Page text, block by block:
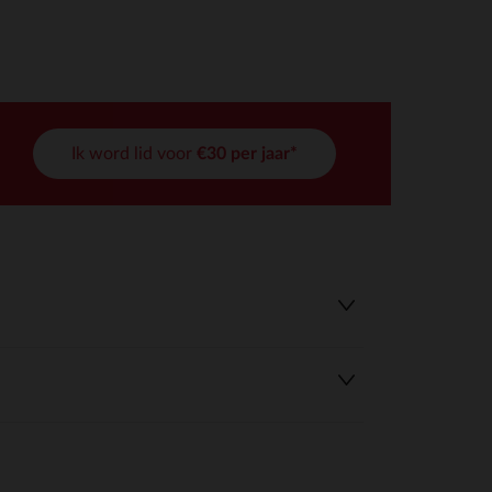
aan te passen en te beheren, en zorgt ervoor dat aan
Ik word lid voor €30 per jaar*